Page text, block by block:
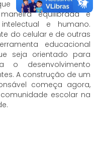
garantam que a
equilibrada e
e humano.
do celular e de outras
educacional
seja orientado para
o desenvolvimento
A construção de um
começa agora,
escolar na